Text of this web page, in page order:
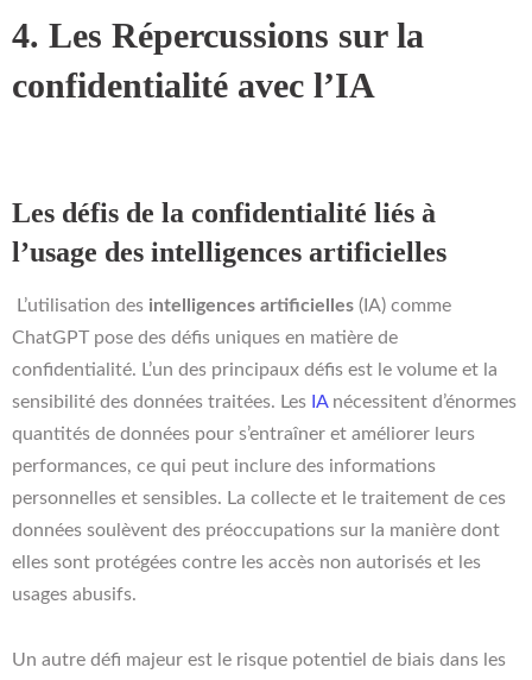
4. Les Répercussions sur la
confidentialité avec l’IA
Les défis de la confidentialité liés à
l’usage des intelligences artificielles
L’utilisation des intelligences artificielles (IA) comme
ChatGPT pose des défis uniques en matière de
confidentialité. L’un des principaux défis est le volume et la
sensibilité des données traitées. Les IAnécessitent d’énormes
quantités de données pour s’entraîner et améliorer leurs
performances, ce qui peut inclure des informations
personnelles et sensibles. La collecte et le traitement de ces
données soulèvent des préoccupations sur la manière dont
elles sont protégées contre les accès non autorisés et les
usages abusifs.
Un autre défi majeur est le risque potentiel de biais dans les